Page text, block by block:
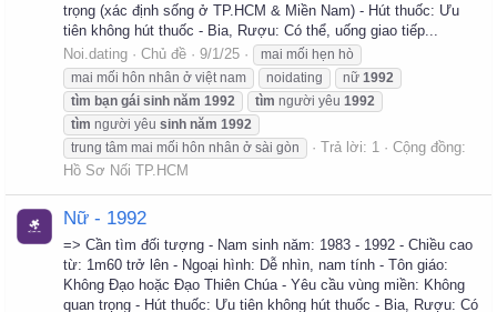
trọng (xác định sống ở TP.HCM & Miền Nam) - Hút thuốc: Ưu
tiên không hút thuốc - Bia, Rượu: Có thể, uống giao tiếp...
Noi.dating
Chủ đề 9/1/25
mai mối hẹn hò
mai mối hôn nhân ở việt nam
noidating nữ 1992
tìm bạn gái sinh năm 1992 tìm người yêu 1992
tìm người yêu sinh năm 1992
trung tâm mai mối hôn nhân ở sài gòn
Trả lời: 1
Cộng đồng:
Hồ Sơ Nối TP.HCM
Nữ - 1992
=> Cần tìm đối tượng - Nam sinh năm: 1983 - 1992 - Chiều cao
từ: 1m60 trở lên - Ngoại hình: Dễ nhìn, nam tính - Tôn giáo:
Không Đạo hoặc Đạo Thiên Chúa - Yêu cầu vùng miền: Không
quan trọng - Hút thuốc: Ưu tiên không hút thuốc - Bia, Rượu: Có